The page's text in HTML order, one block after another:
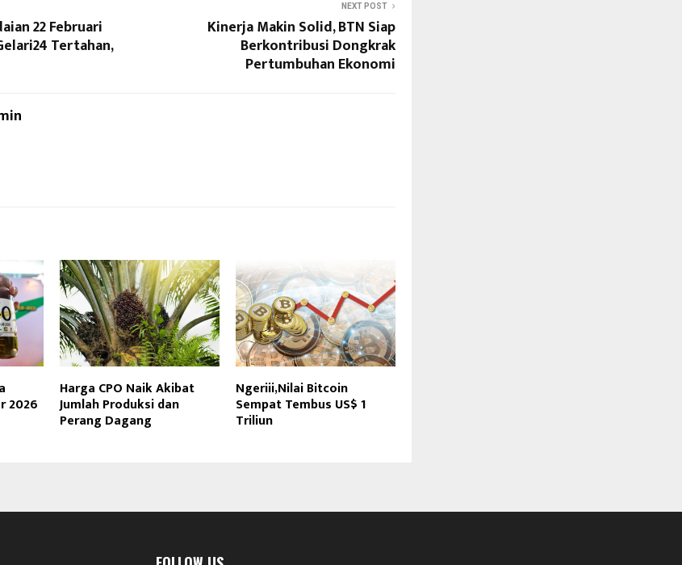
22 Februari
Tertahan,
NEXT POST
Kinerja Makin Solid, BTN Siap
Berkontribusi Dongkrak
Pertumbuhan Ekonomi
2026
Harga CPO Naik Akibat
Jumlah Produksi dan
Perang Dagang
Ngeriii,Nilai Bitcoin
Sempat Tembus US$ 1
Triliun